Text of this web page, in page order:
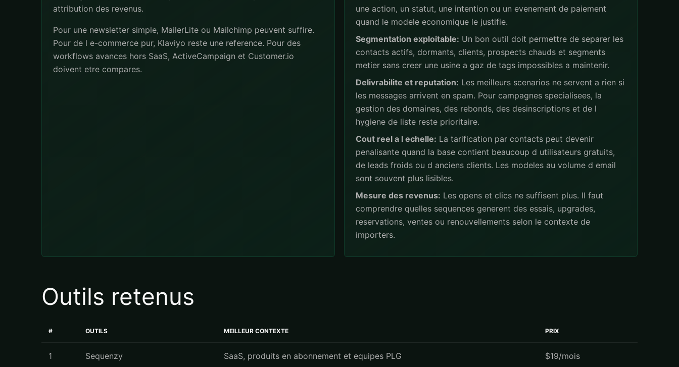
attribution des revenus.
Pour une newsletter simple, MailerLite ou Mailchimp peuvent suffire.
Pour de l e-commerce pur, Klaviyo reste une reference. Pour des
workflows avances hors SaaS, ActiveCampaign et Customer.io
doivent etre compares.
une action, un statut, une intention ou un evenement de paiement
quand le modele economique le justifie.
Segmentation exploitable: Un bon outil doit permettre de separer les
contacts actifs, dormants, clients, prospects chauds et segments
metier sans creer une usine a gaz de tags impossibles a maintenir.
Delivrabilite et reputation: Les meilleurs scenarios ne servent a rien si
les messages arrivent en spam. Pour campagnes specialisees, la
gestion des domaines, des rebonds, des desinscriptions et de l
hygiene de liste reste prioritaire.
Cout reel a l echelle: La tarification par contacts peut devenir
penalisante quand la base contient beaucoup d utilisateurs gratuits,
de leads froids ou d anciens clients. Les modeles au volume d email
sont souvent plus lisibles.
Mesure des revenus: Les opens et clics ne suffisent plus. Il faut
comprendre quelles sequences generent des essais, upgrades,
reservations, ventes ou renouvellements selon le contexte de
importers.
Outils retenus
# OUTILS MEILLEUR CONTEXTE PRIX
1 Sequenzy SaaS, produits en abonnement et equipes PLG $19/mois